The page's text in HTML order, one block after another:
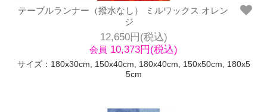
テーブルランナー（撥水なし） ミルワックス オレン
ジ
12,650円(税込)
会員 10,373円(税込)
サイズ：180x30cm, 150x40cm, 180x40cm, 150x50cm, 180x5
5cm